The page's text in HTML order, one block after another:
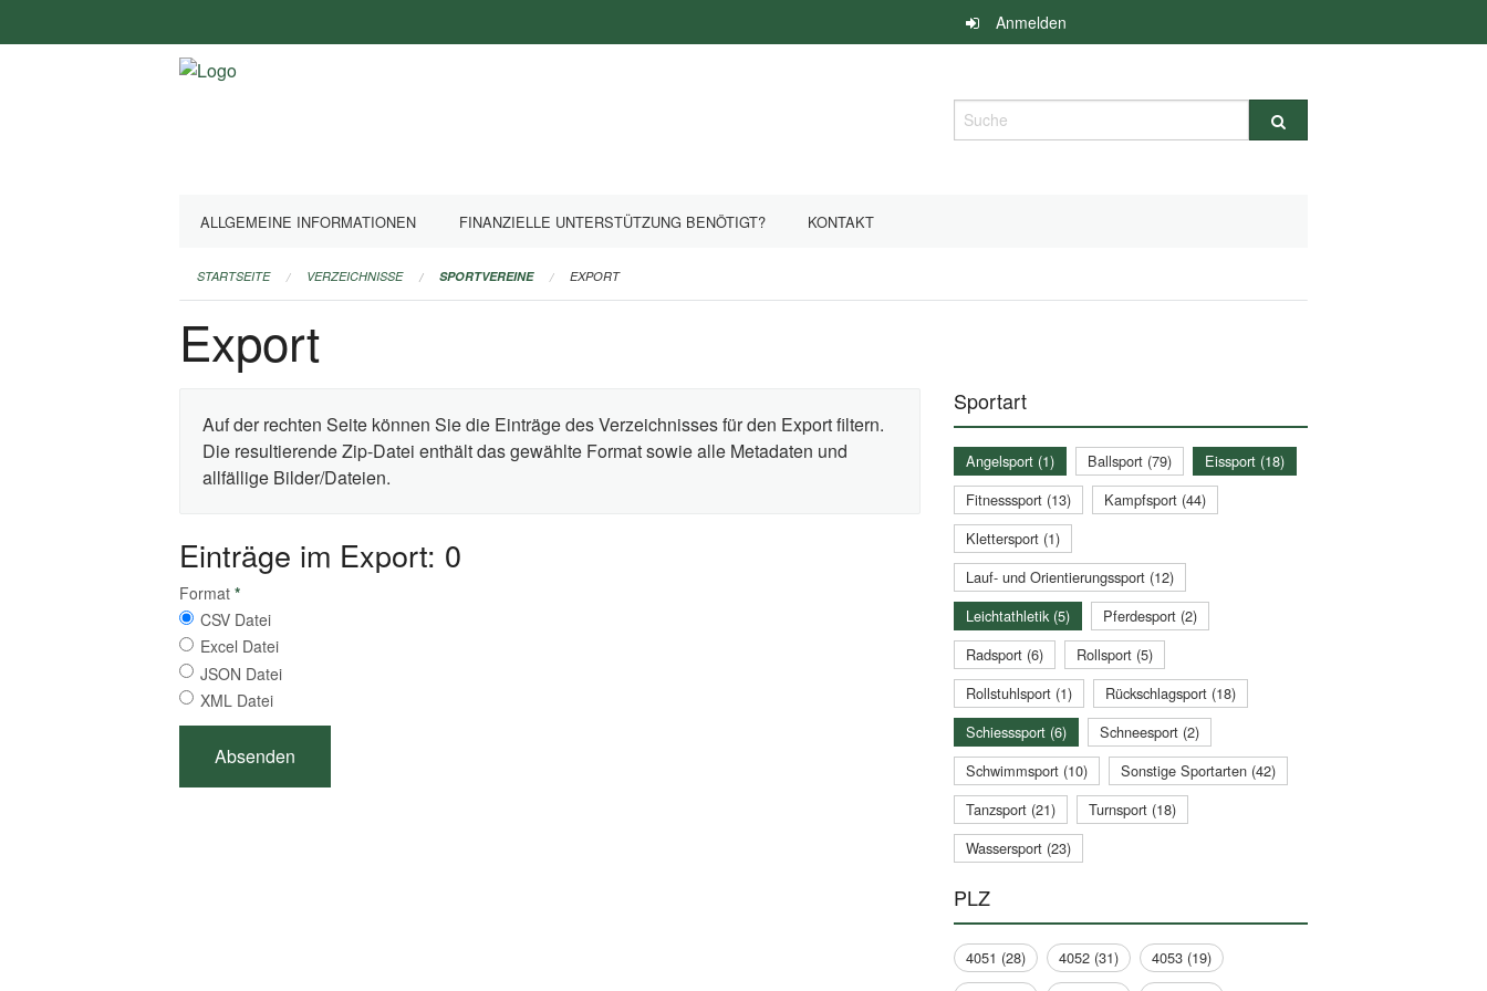
überspringen
Anmelden
Suche
ALLGEMEINE INFORMATIONEN FINANZIELLE UNTERSTÜTZUNG BENÖTIGT? KONTAKT
STARTSEITE VERZEICHNISSE SPORTVEREINE EXPORT
Export
Auf der rechten Seite können Sie die Einträge des Verzeichnisses für den Export filtern.
Die resultierende Zip-Datei enthält das gewählte Format sowie alle Metadaten und
allfällige Bilder/Dateien.
Einträge im Export: 0
Format *
CSV Datei
Excel Datei
JSON Datei
XML Datei
Sportart
Angelsport (1) Ballsport (79)
Eissport (18)
Fitnesssport (13)
Kampfsport (44)
Klettersport (1)
Lauf- und Orientierungssport (12)
Leichtathletik (5)
Pferdesport (2)
Radsport (6)
Rollsport (5)
Rollstuhlsport (1)
Rückschlagsport (18)
Schiesssport (6)
Schneesport (2)
Schwimmsport (10)
Sonstige Sportarten (42)
Tanzsport (21)
Turnsport (18)
Wassersport (23)
PLZ
4051 (28) 4052 (31)
4053 (19)